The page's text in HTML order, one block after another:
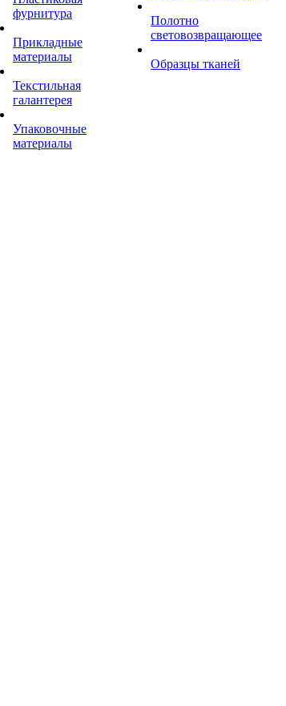
фурнитура
Прикладные
материалы
Текстильная
галантерея
Упаковочные
материалы
Полотно
световозвращающее
Образцы тканей